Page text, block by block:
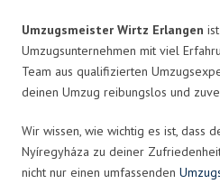
Umzugsmeister Wirtz Erlangen
Umzugsunternehmen mit viel
Team aus qualifizierten
deinen Umzug reibungslos und
Wir wissen, wie wichtig es ist, dass
Nyíregyháza zu deiner
nicht nur einen umfassenden